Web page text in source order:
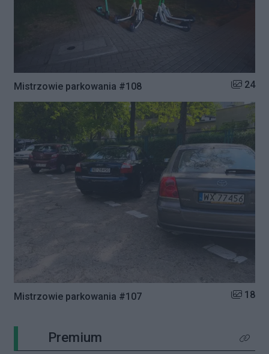
Mistrzowie parkowania #108 Liczba
24
Mistrzowie parkowania #107 Liczba
18
Premium Kliknij